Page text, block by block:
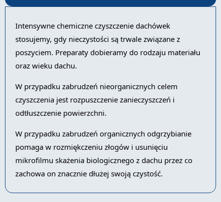
Intensywne chemiczne czyszczenie dachówek
stosujemy, gdy nieczystości są trwale związane z
poszyciem. Preparaty dobieramy do rodzaju materiału
oraz wieku dachu.
W przypadku zabrudzeń nieorganicznych celem
czyszczenia jest rozpuszczenie zanieczyszczeń i
odtłuszczenie powierzchni.
W przypadku zabrudzeń organicznych odgrzybianie
pomaga w rozmiękczeniu złogów i usunięciu
mikrofilmu skażenia biologicznego z dachu przez co
zachowa on znacznie dłużej swoją czystość.